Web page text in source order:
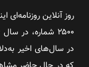
در سال‌های اخیر